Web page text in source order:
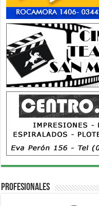
Profesionales